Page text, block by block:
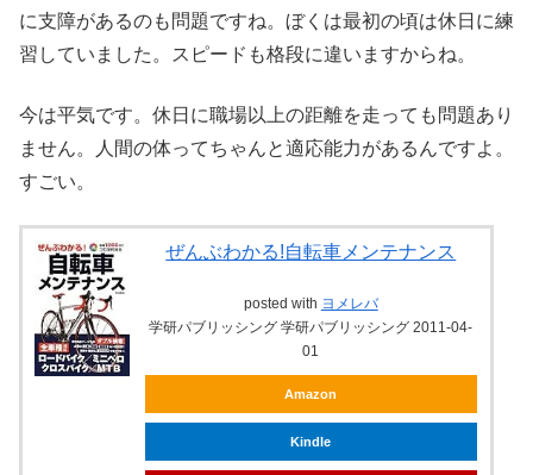
に支障があるのも問題ですね。ぼくは最初の頃は休日に練
習していました。スピードも格段に違いますからね。
今は平気です。休日に職場以上の距離を走っても問題あり
ません。人間の体ってちゃんと適応能力があるんですよ。
すごい。
ぜんぶわかる!自転車メンテナンス
posted with ヨメレバ
学研パブリッシング 学研パブリッシング 2011-04-
01
Amazon
Kindle